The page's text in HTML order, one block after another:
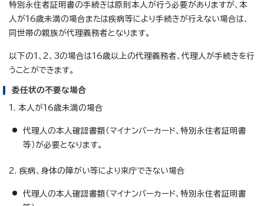
特別永住者証明書の手続きは原則本人が行う必要がありますが、本
人が16歳未満の場合または疾病等により手続きが行えない場合は、
同世帯の親族が代理義務者となります。
以下の1、2、3の場合は16歳以上の代理義務者、代理人が手続きを行
うことができます。
委任状の不要な場合
1. 本人が16歳未満の場合
代理人の本人確認書類（マイナンバーカード、特別永住者証明書
等）が必要となります。
2. 疾病、身体の障がい等により来庁できない場合
代理人の本人確認書類（マイナンバーカード、特別永住者証明書